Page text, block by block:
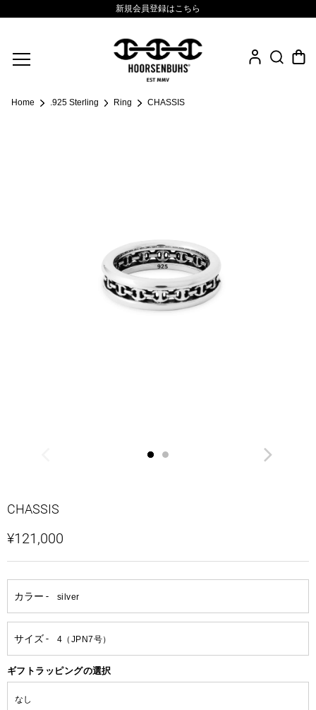
.925 Sterling
新規会員登録はこちら
Home .925 Sterling Ring CHASSIS
CHASSIS
¥121,000
ギフトラッピングの選択